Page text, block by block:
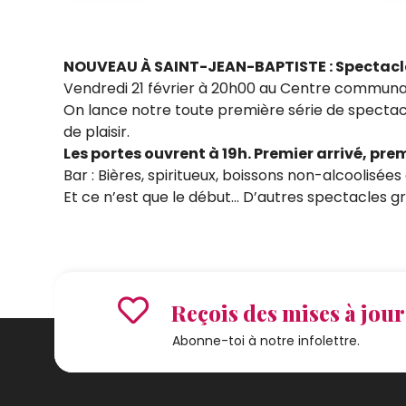
NOUVEAU À SAINT-JEAN-BAPTISTE :
Vendredi 21 février à 20h00 au Centre
On lance notre toute première série de
de plaisir.
Les portes ouvrent à 19h. Premier arrivé,
Bar : Bières, spiritueux, boissons non-
Et ce n’est que le début… D’autres spectacles
Reçois des mises à
Abonne-toi à notre infolettre.